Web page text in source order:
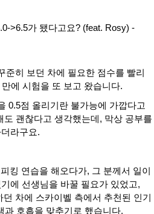
준히 보던 차에 필요한 점수를 빨리
에 시험을 또 보고 왔습니다.
0.5점 올리기란 불가능에 가깝다고
괜찮다고 생각했는데, 막상 공부를
라구요.
킹 연습을 해오다가, 그 분께서 일이
에 선생님을 바꿀 필요가 있었고,
차에 스카이벨 측에서 추천된 인기
과 호흡을 맞추기로 했습니다.